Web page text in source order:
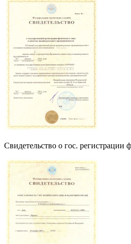
Свидетельство о гос. регистрации